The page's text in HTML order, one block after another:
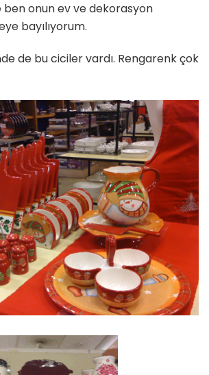
ben onun ev ve dekorasyon
bayılıyorum.
de bu ciciler vardı. Rengarenk çok